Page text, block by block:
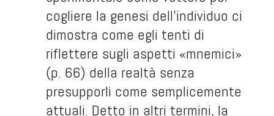
cogliere la genesi dell’individuo ci
dimostra come egli tenti di
riflettere sugli aspetti «mnemici»
(p. 66) della realtà senza
presupporli come semplicemente
attuali. Detto in altri termini, la